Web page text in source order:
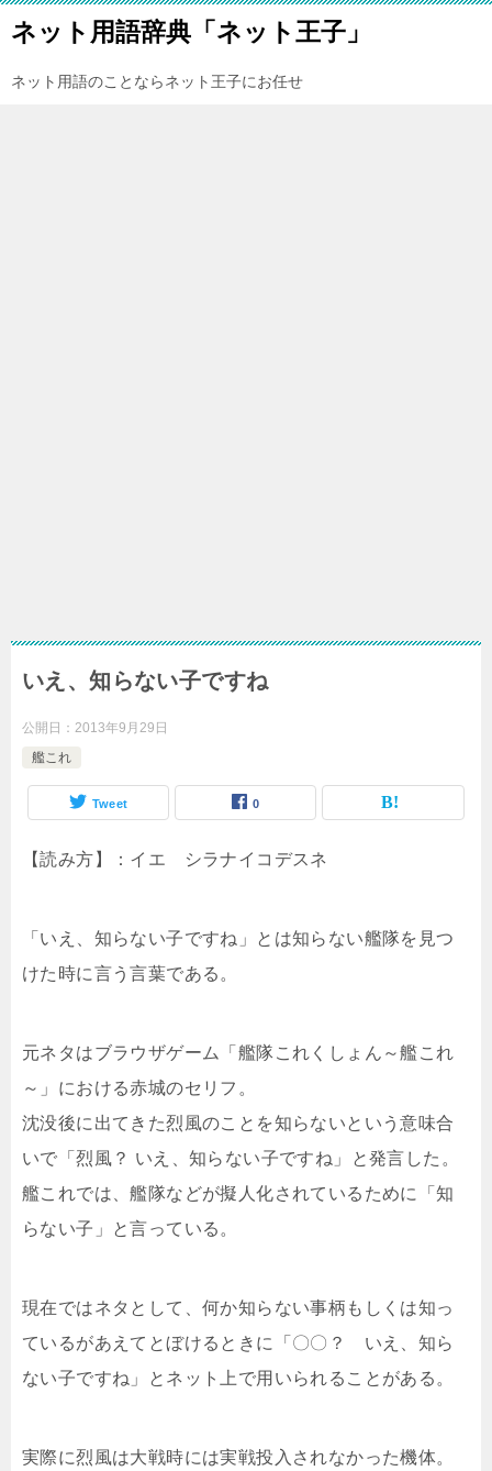
ネット用語辞典「ネット王子」
ネット用語のことならネット王子にお任せ
いえ、知らない子ですね
公開日： 2013年9月29日
艦これ
Tweet 0
【読み方】：イエ シラナイコデスネ
「いえ、知らない子ですね」とは知らない艦隊を見つ
けた時に言う言葉である。
元ネタはブラウザゲーム「艦隊これくしょん～艦これ
～」における赤城のセリフ。
沈没後に出てきた烈風のことを知らないという意味合
いで「烈風？ いえ、知らない子ですね」と発言した。
艦これでは、艦隊などが擬人化されているために「知
らない子」と言っている。
現在ではネタとして、何か知らない事柄もしくは知っ
ているがあえてとぼけるときに「〇〇？ いえ、知ら
ない子ですね」とネット上で用いられることがある。
実際に烈風は大戦時には実戦投入されなかった機体。